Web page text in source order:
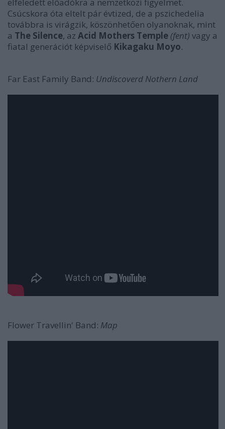
elfeledett előadókra a nemzetközi figyelmet.
Csúcskora óta eltelt pár évtized, de a pszichedelia
továbbra is virágzik, köszönhetően olyanoknak, mint
a The Silence, az Acid Mothers Temple (fent) vagy a
fiatal generációt képviselő Kikagaku Moyo.
Far East Family Band: Undiscoverd Nothern Land
Flower Travellin' Band: Map